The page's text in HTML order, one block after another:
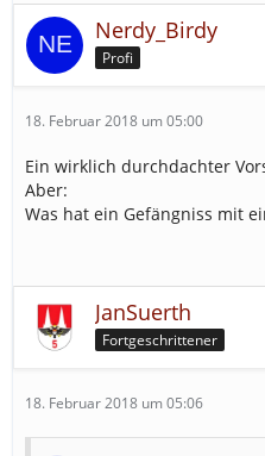
Nerdy_Birdy
Profi
18. Februar 2018 um 05:00
Ein wirklich durchdachter
Aber:
Was hat ein Gefängniss mit
JanSuerth
Fortgeschrittener
18. Februar 2018 um 05:06